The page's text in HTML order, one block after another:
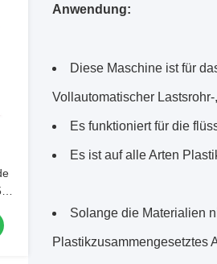
Anwendung:
Diese Maschine ist für
Vollautomatischer
Es funktioniert für die
Es ist auf alle Arten
Solange die Materialien
Plastikzusammengesetztes